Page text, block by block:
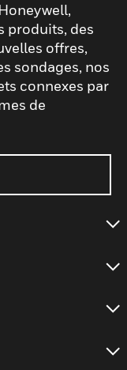
produits, des
offres,
sondages, nos
connexes par
de